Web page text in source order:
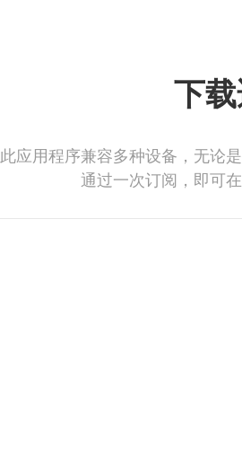
下
此应用程序兼容多种设备，无论
通过一次订阅，即可